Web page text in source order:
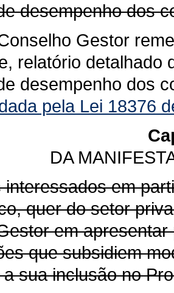
desempenho dos
Gestor
relatório detalhado
desempenho dos
pela Lei 18376
DA
interessados em
quer do setor
em
que subsidiem
sua inclusão no